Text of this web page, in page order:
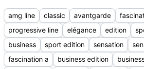
amg line classic avantgarde
progressive line
elégance edition
business
sport edition sensation
fascination a
business edition